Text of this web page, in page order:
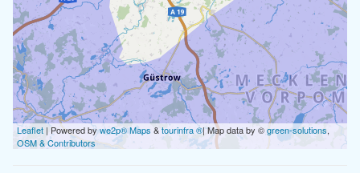
Leaflet | Powered bywe2p® Maps &tourinfra ®| Map data by ©green-solutions,
OSM & Contributors